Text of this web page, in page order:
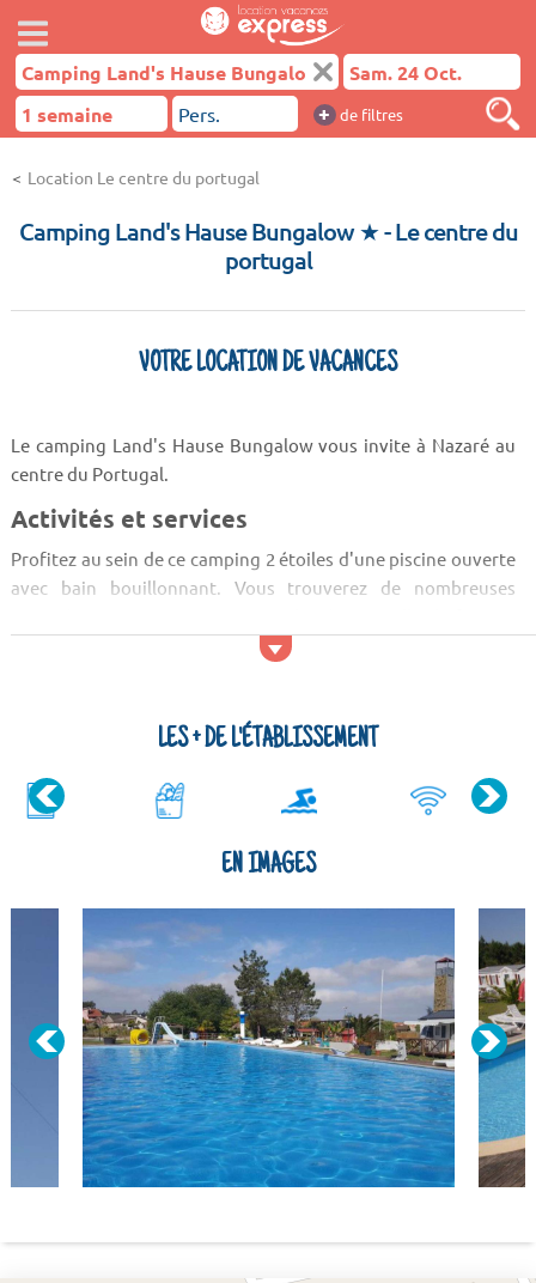
+ de filtres
Location Le centre du portugal
Camping Land's Hause Bungalow ★- Le centre du
portugal
VOTRE LOCATION DE VACANCES
Le camping Land's Hause Bungalow vous invite à Nazaré au
centre du Portugal.
Activités et services
Profitez au sein de ce camping 2 étoiles d'une piscine ouverte
avec bain bouillonnant. Vous trouverez de nombreuses
terrain multisports, billard, babyfoot... A proximité, vous
Types de logementsLES + DE L'ÉTABLISSEMENT
EN IMAGES